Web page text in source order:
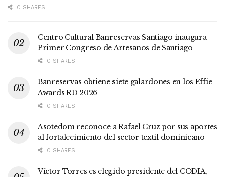
0 SHARES
Centro Cultural Banreservas Santiago inaugura
Primer Congreso de Artesanos de Santiago
0 SHARES
Banreservas obtiene siete galardones en los Effie
Awards RD 2026
0 SHARES
Asotedom reconoce a Rafael Cruz por sus aportes
al fortalecimiento del sector textil dominicano
0 SHARES
Víctor Torres es elegido presidente del CODIA,